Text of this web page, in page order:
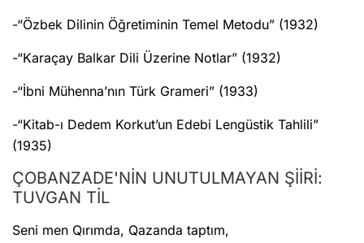
-“Özbek Dilinin Öğretiminin Temel Metodu” (1932)
-“Karaçay Balkar Dili Üzerine Notlar” (1932)
-“İbni Mühenna’nın Türk Grameri” (1933)
-“Kitab-ı Dedem Korkut’un Edebi Lengüstik Tahlili”
(1935)
ÇOBANZADE'NİN UNUTULMAYAN ŞİİRİ:
TUVGAN TİL
Seni men Qırımda, Qazanda taptım,